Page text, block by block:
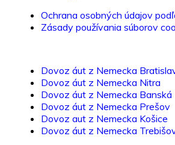
Ochrana osobných údajov
Zásady používania súborov
Dovoz áut z Nemecka
Dovoz áut z Nemecka Nitra
Dovoz áut z Nemecka Banská
Dovoz áut z Nemecka Prešov
Dovoz aut z Nemecka Košice
Dovoz áut z Nemecka